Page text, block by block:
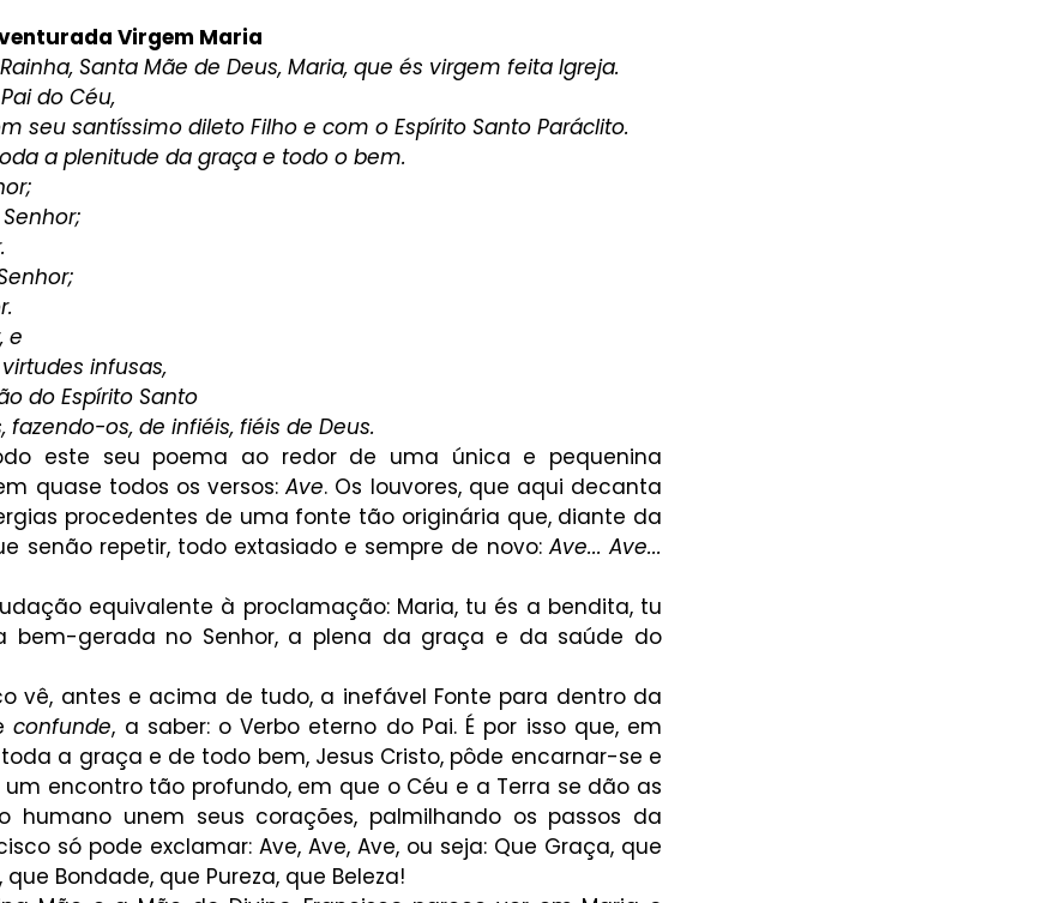
Virgem Maria
Santa Mãe de Deus, Maria, que és virgem feita Igreja.
do Céu,
seu santíssimo dileto Filho e com o Espírito Santo Paráclito.
a plenitude da graça e todo o bem.
e
infusas,
do Espírito Santo
os, de infiéis, fiéis de Deus.
este seu poema ao redor de uma única e pequenina
quase todos os versos: Ave. Os louvores, que aqui decanta
procedentes de uma fonte tão originária que, diante da
senão repetir, todo extasiado e sempre de novo: Ave... Ave...
equivalente à proclamação: Maria, tu és a bendita, tu
bem-gerada no Senhor, a plena da graça e da saúde do
vê, antes e acima de tudo, a inefável Fonte para dentro da
confunde, a saber: o Verbo eterno do Pai. É por isso que, em
a graça e de todo bem, Jesus Cristo, pôde encarnar-se e
encontro tão profundo, em que o Céu e a Terra se dão as
humano unem seus corações, palmilhando os passos da
só pode exclamar: Ave, Ave, Ave, ou seja: Que Graça, que
Bondade, que Pureza, que Beleza!